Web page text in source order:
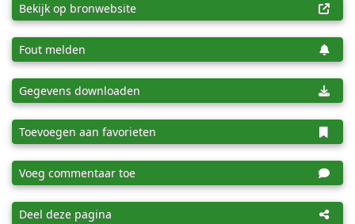
Bekijk op bronwebsite
Fout melden
Gegevens downloaden
Toevoegen aan favorieten
Voeg commentaar toe
Deel deze pagina